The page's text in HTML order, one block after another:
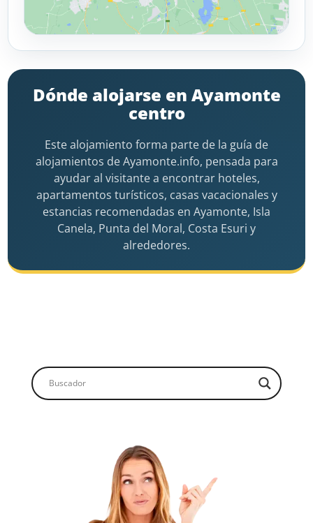
Dónde alojarse en Ayamonte
centro
Este alojamiento forma parte de la guía de
alojamientos de Ayamonte.info, pensada para
ayudar al visitante a encontrar hoteles,
apartamentos turísticos, casas vacacionales y
estancias recomendadas en Ayamonte, Isla
Canela, Punta del Moral, Costa Esuri y
alrededores.